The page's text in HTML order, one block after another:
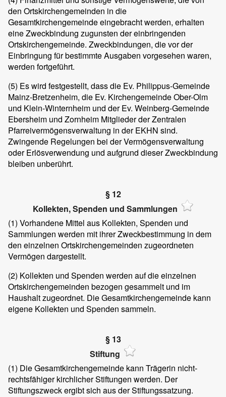
den Ortskirchengemeinden in die
Gesamtkirchengemeinde eingebracht werden, erhalten
eine Zweckbindung zugunsten der einbringenden
Ortskirchengemeinde. Zweckbindungen, die vor der
Einbringung für bestimmte Ausgaben vorgesehen waren,
werden fortgeführt.
(5) Es wird festgestellt, dass die Ev. Philippus-Gemeinde
Mainz-Bretzenheim, die Ev. Kirchengemeinde Ober-Olm
und Klein-Winternheim und der Ev. Weinberg-Gemeinde
Ebersheim und Zornheim Mitglieder der Zentralen
Pfarreivermögensverwaltung in der EKHN sind.
Zwingende Regelungen bei der Vermögensverwaltung
oder Erlösverwendung und aufgrund dieser Zweckbindung
bleiben unberührt.
§ 12
Kollekten, Spenden und Sammlungen
(1) Vorhandene Mittel aus Kollekten, Spenden und
Sammlungen werden mit ihrer Zweckbestimmung in dem
den einzelnen Ortskirchengemeinden zugeordneten
Vermögen dargestellt.
(2) Kollekten und Spenden werden auf die einzelnen
Ortskirchengemeinden bezogen gesammelt und im
Haushalt zugeordnet. Die Gesamtkirchengemeinde kann
eigene Kollekten und Spenden sammeln.
§ 13
Stiftung
(1) Die Gesamtkirchengemeinde kann Trägerin nicht-
rechtsfähiger kirchlicher Stiftungen werden. Der
Stiftungszweck ergibt sich aus der Stiftungssatzung.